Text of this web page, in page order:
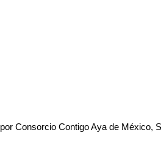
Consorcio Contigo Aya de México,